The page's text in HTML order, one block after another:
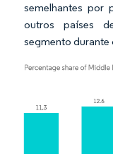
semelhantes por
outros países
segmento